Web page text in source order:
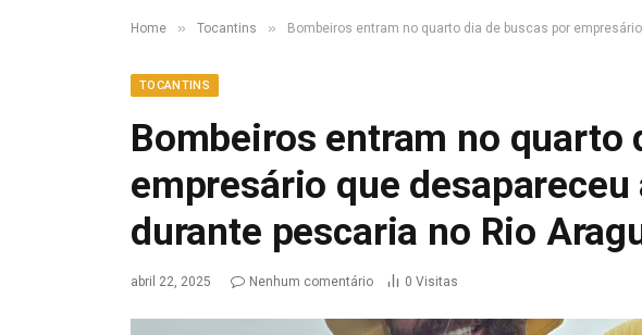
Home » Tocantins » Bombeiros entram no quarto dia de buscas por
TOCANTINS
Bombeiros entram no quarto
empresário que
durante pescaria no Rio
abril 22, 2025 Nenhum comentário 0 Visitas